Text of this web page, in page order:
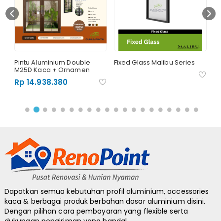
Pintu Aluminium Double
M25D Kaca + Ornamen
Rp 14.938.380
Fixed Glass Malibu Series
Dapatkan semua kebutuhan profil aluminium, accessories
kaca & berbagai produk berbahan dasar aluminium disini.
Dengan pilihan cara pembayaran yang flexible serta